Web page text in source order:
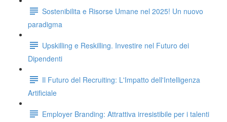
Sostenibilita e Risorse Umane nel 2025! Un nuovo
paradigma
Upskilling e Reskilling. Investire nel Futuro dei
Dipendenti
Il Futuro del Recruiting: L'Impatto dell'Intelligenza
Artificiale
Employer Branding: Attrattiva irresistibile per i talenti